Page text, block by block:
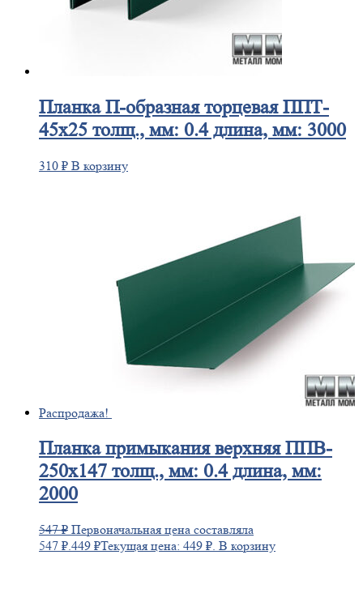
ПланкаП-образная торцевая ППТ-
45х25 толщ., мм: 0.4 длина, мм: 3000
310 ₽ В корзину
Распродажа!
Планкапримыкания верхняя ППВ-
250х147 толщ., мм: 0.4 длина, мм:
2000
547₽ Первоначальная цена составляла
547 ₽.449 ₽Текущая цена: 449 ₽. В корзину